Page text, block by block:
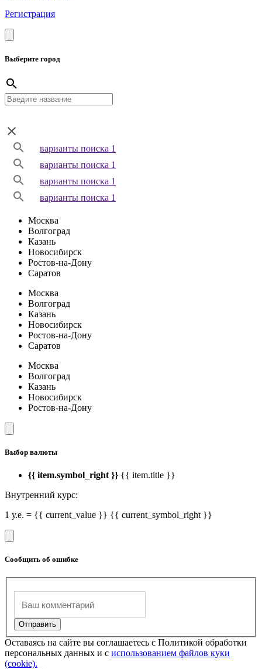
Регистрация
Выберите город
варианты поиска 1
варианты поиска 1
варианты поиска 1
варианты поиска 1
Москва
Волгоград
Казань
Новосибирск
Ростов-на-Дону
Саратов
Москва
Волгоград
Казань
Новосибирск
Ростов-на-Дону
Саратов
Москва
Волгоград
Казань
Новосибирск
Ростов-на-Дону
Выбор валюты
{{ item.symbol_right }} {{ item.title }}
Внутренний курс:
1 у.е. = {{ current_value }} {{ current_symbol_right }}
Сообщить об ошибке
Оставаясь на сайте вы соглашаетесь с Политикой обработки
персональных данных и с использованием файлов куки
(cookie).